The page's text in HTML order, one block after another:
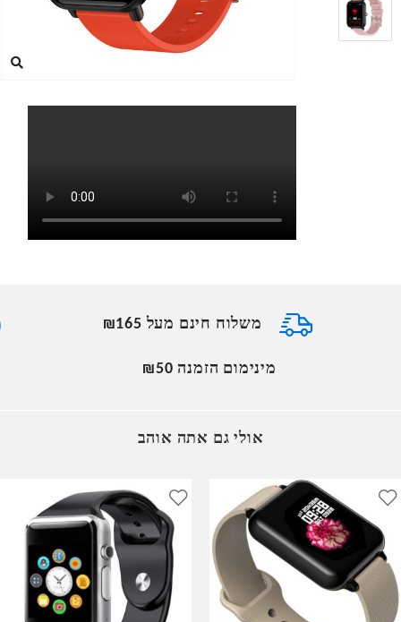
משלוח חינם מעל ₪165
מינימום הזמנה ₪50
אולי גם אתה אוהב